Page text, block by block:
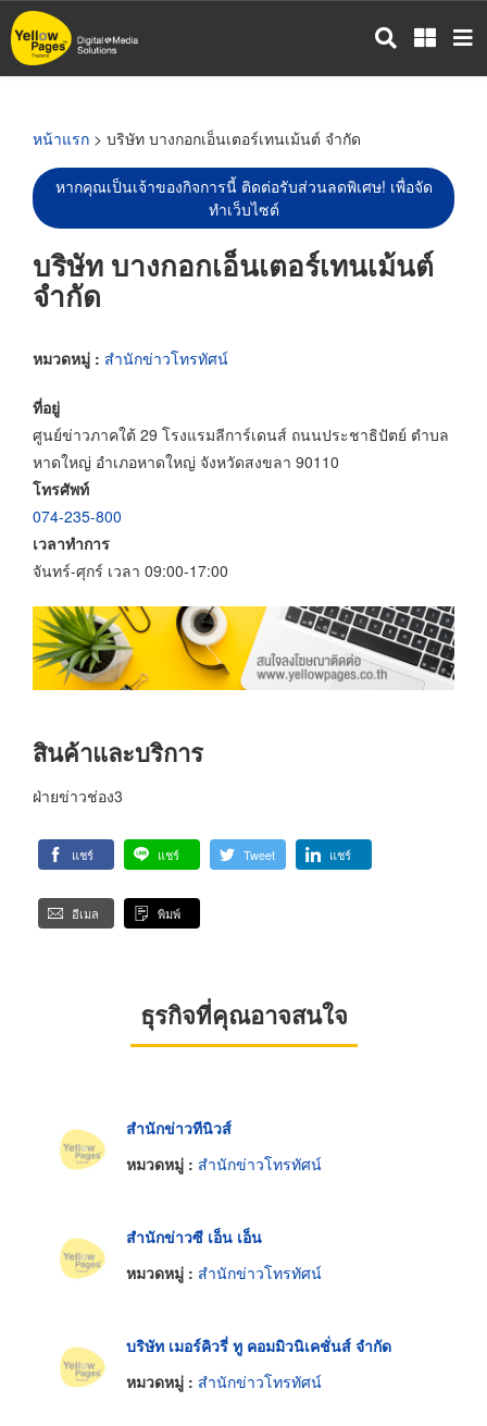
ข้าม
ไป
หน้าแรก > บริษัท บางกอกเอ็นเตอร์เทนเม้นต์ จำกัด
หากคุณเป็นเจ้าของกิจการนี้ ติดต่อรับส่วนลดพิเศษ! เพื่อจัด
ทำเว็บไซต์
บริษัท บางกอกเอ็นเตอร์เทนเม้นต์
จำกัด
หมวดหมู่ : สำนักข่าวโทรทัศน์
ที่อยู่
ศูนย์ข่าวภาคใต้ 29 โรงแรมลีการ์เดนส์ ถนนประชาธิปัตย์ ตำบล
หาดใหญ่ อำเภอหาดใหญ่ จังหวัดสงขลา 90110
โทรศัพท์
074-235-800
เวลาทำการ
จันทร์-ศุกร์ เวลา 09:00-17:00
สินค้าและบริการ
ฝ่ายข่าวช่อง3
แชร์ แชร์ Tweet แชร์
อีเมล พิมพ์
ธุรกิจที่คุณอาจสนใจ
สำนักข่าวทีนิวส์
หมวดหมู่ : สำนักข่าวโทรทัศน์
สำนักข่าวซี เอ็น เอ็น
หมวดหมู่ : สำนักข่าวโทรทัศน์
บริษัท เมอร์คิวรี่ ทู คอมมิวนิเคชั่นส์ จำกัด
หมวดหมู่ : สำนักข่าวโทรทัศน์